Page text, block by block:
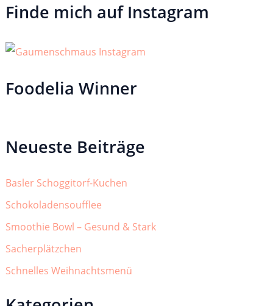
Finde mich auf Instagram
Foodelia Winner
Neueste Beiträge
Basler Schoggitorf-Kuchen
Schokoladensoufflee
Smoothie Bowl – Gesund & Stark
Sacherplätzchen
Schnelles Weihnachtsmenü